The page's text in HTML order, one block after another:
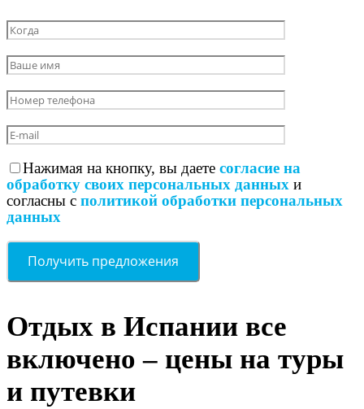
Нажимая на кнопку, вы даете согласие на
обработку своих персональных данных и
согласны с политикой обработки персональных
данных
Отдых в Испании все
включено – цены на туры
и путевки